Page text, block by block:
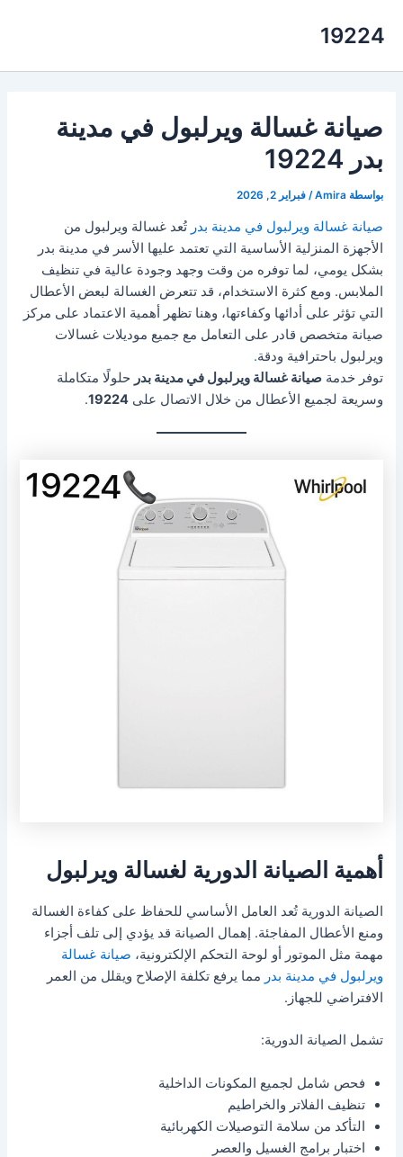
19224
صيانة غسالة ويرلبول في مدينة
بدر 19224
بواسطة Amira
/فبراير 2, 2026
صيانة غسالة ويرلبول في مدينة بدر تُعد غسالة ويرلبول من
الأجهزة المنزلية الأساسية التي تعتمد عليها الأسر في مدينة بدر
بشكل يومي، لما توفره من وقت وجهد وجودة عالية في تنظيف
الملابس. ومع كثرة الاستخدام، قد تتعرض الغسالة لبعض الأعطال
التي تؤثر على أدائها وكفاءتها، وهنا تظهر أهمية الاعتماد على مركز
صيانة متخصص قادر على التعامل مع جميع موديلات غسالات
ويرلبول باحترافية ودقة.
توفر خدمةصيانة غسالة ويرلبول في مدينة بدر حلولًا متكاملة
وسريعة لجميع الأعطال من خلال الاتصال على19224
.
أهمية الصيانة الدورية لغسالة ويرلبول
الصيانة الدورية تُعد العامل الأساسي للحفاظ على كفاءة الغسالة
ومنع الأعطال المفاجئة. إهمال الصيانة قد يؤدي إلى تلف أجزاء
مهمة مثل الموتور أو لوحة التحكم الإلكترونية، صيانة غسالة
ويرلبول في مدينة بدر مما يرفع تكلفة الإصلاح ويقلل من العمر
الافتراضي للجهاز.
تشمل الصيانة الدورية:
فحص شامل لجميع المكونات الداخلية
تنظيف الفلاتر والخراطيم
التأكد من سلامة التوصيلات الكهربائية
اختبار برامج الغسيل والعصر